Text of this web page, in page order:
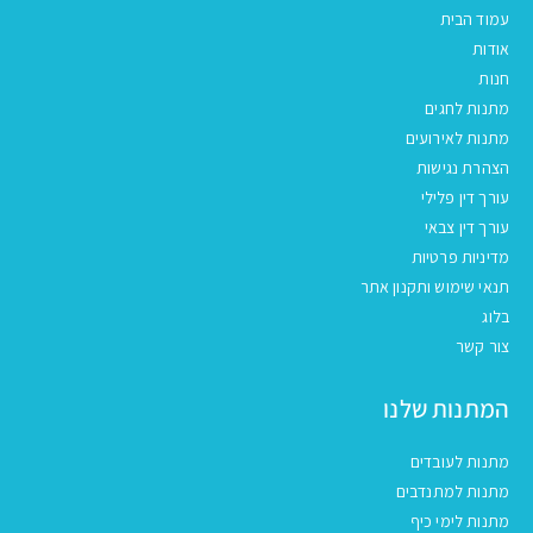
עמוד הבית
אודות
חנות
מתנות לחגים
מתנות לאירועים
הצהרת נגישות
עורך דין פלילי
עורך דין צבאי
מדיניות פרטיות
תנאי שימוש ותקנון אתר
בלוג
צור קשר
המתנות שלנו
מתנות לעובדים
מתנות למתנדבים
מתנות לימי כיף